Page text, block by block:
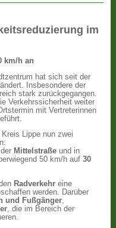
im
km/h an
hat sich seit der
Insbesondere der
stark zurückgegangen.
Verkehrssicherheit weiter
mit Vertreterinnen
Lippe nun zwei
Mittelstraße und in
50 km/h auf30
Radverkehr eine
werden. Darüber
und Fußgänger
, die im Bereich der